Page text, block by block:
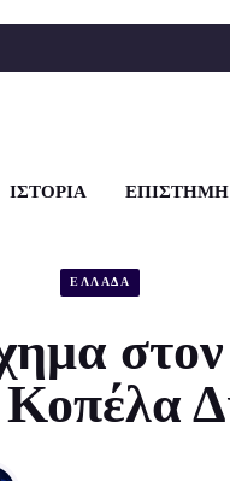
ΙΣΤΟΡΙΑ ΕΠΙΣΤΗΜΗ
ΕΛΛΑΔΑ